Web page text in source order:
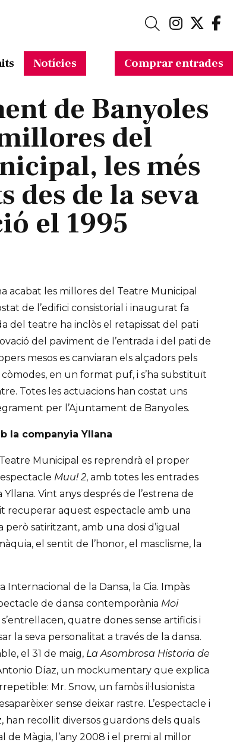
Link aLink
Cerca
Notícies Comprar entrades
de Banyoles
del
les més
des de la seva
el 1995
acabat les millores del Teatre Municipal
de l’edifici consistorial i inaugurat fa
del teatre ha inclòs el retapissat del pati
del paviment de l’entrada i del pati de
mesos es canviaran els alçadors pels
còmodes, en un format puf, i s’ha substituït
Totes les actuacions han costat uns
per l’Ajuntament de Banyoles.
la companyia Yllana
Municipal es reprendrà el proper
Muu! 2, amb totes les entrades
Vint anys després de l’estrena de
recuperar aquest espectacle amb una
però satiritzant, amb una dosi d’igual
el sentit de l’honor, el masclisme, la
Internacional de la Dansa, la Cia. Impàs
de dansa contemporània Moi
quatre dones sense artificis i
la seva personalitat a través de la dansa.
el 31 de maig, La Asombrosa Historia de
Díaz, un mockumentary que explica
Mr. Snow, un famòs il·lusionista
sense deixar rastre. L’espectacle i
han recollit diversos guardons dels quals
de Màgia, l’any 2008 i el premi al millor